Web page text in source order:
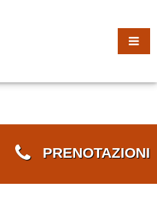
PRENOTAZIONI